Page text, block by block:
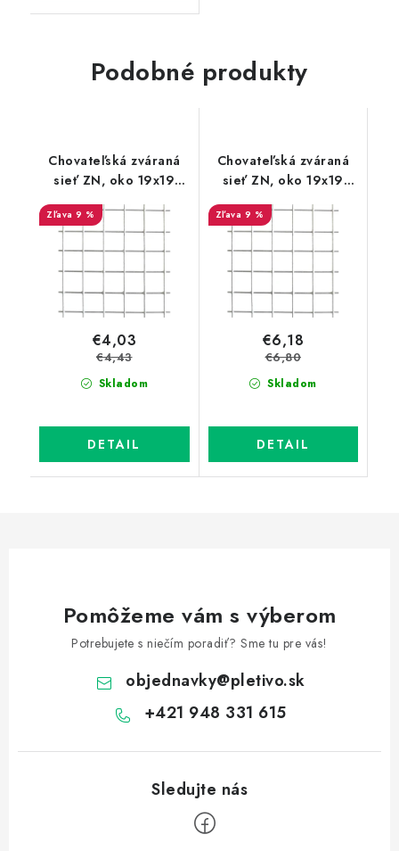
Podobné produkty
Chovateľská zváraná
sieť ZN, oko 19x19
mm, drát 1,45 mm,
výška 100 cm, rolka 25
9 %
Skladom
€4,03
€4,43
DETAIL
Chovateľská zváraná
sieť ZN, oko 19x19
mm, výška 50 cm, rolka
9 %
Skladom
€6,18
€6,80
DETAIL
Pomôžeme vám s výberom
Potrebujete s niečím poradiť? Sme tu pre vás!
objednavky@pletivo.sk
+421 948 331 615